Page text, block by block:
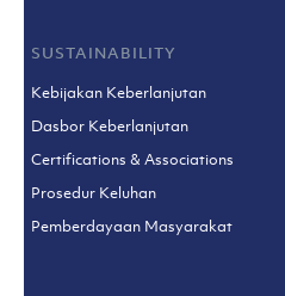
SUSTAINABILITY
Kebijakan Keberlanjutan
Dasbor Keberlanjutan
Certifications & Associations
Prosedur Keluhan
Pemberdayaan Masyarakat